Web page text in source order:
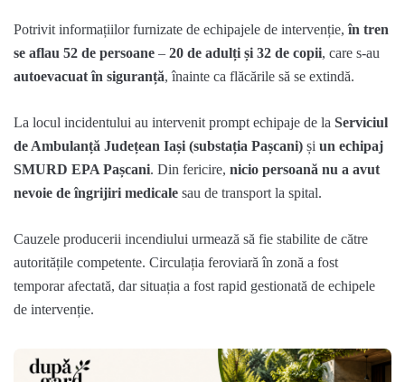
Potrivit informațiilor furnizate de echipajele de intervenție,în tren
se aflau 52 de persoane – 20 de adulți și 32 de copii, care s-au
autoevacuat în siguranță, înainte ca flăcările să se extindă.
La locul incidentului au intervenit prompt echipaje de la Serviciul
de Ambulanță Județean Iași (substația Pașcani) și un echipaj
SMURD EPA Pașcani. Din fericire, nicio persoană nu a avut
nevoie de îngrijiri medicale sau de transport la spital.
Cauzele producerii incendiului urmează să fie stabilite de către
autoritățile competente. Circulația feroviară în zonă a fost
temporar afectată, dar situația a fost rapid gestionată de echipele
de intervenție.